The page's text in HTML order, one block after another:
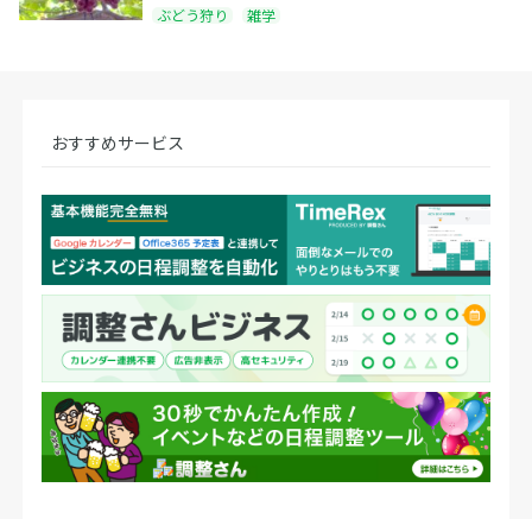
ぶどう狩り 雑学
おすすめサービス